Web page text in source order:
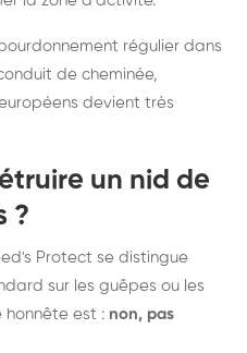
régulier dans
de cheminée,
devient très
un nid de
?
Protect se distingue
sur les guêpes ou les
honnête est : non, pas